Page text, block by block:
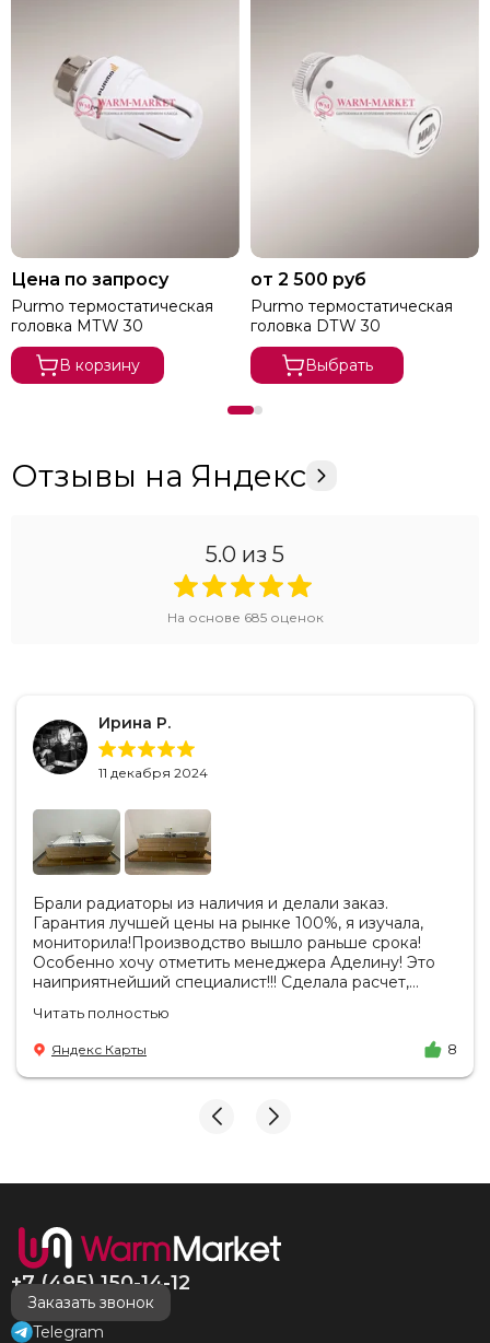
Цена по запросу
Purmo термостатическая
головка МТW 30
В корзину
от 2 500 руб
Purmo термостатическая
головка DТW 30
Выбрать
Отзывы на Яндекс
5.0 из 5
На основе 685оценок
Ирина Р.
11 декабря 2024
Брали радиаторы из наличия и делали заказ.
Гарантия лучшей цены на рынке 100%, я изучала,
мониторила!Производство вышло раньше срока!
Особенно хочу отметить менеджера Аделину! Это
наиприятнейший специалист!!! Сделала расчет,
цену. Всегда на связи, на все вопросы есть ответы.
Доставка на удобный день, удобное время! Никаких
замечаний, только бесконечное удовольствие от
взаимодействия с ней. Вот это я понимаю - ЛИЦО
И надеюсь наши чудесные радиаторы будут греть
Читать полностью
Яндекс Карты 8
+7 (495) 150-14-12
Заказать звонок
Telegram